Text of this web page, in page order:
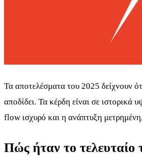
Τα αποτελέσματα του 2025 δείχνουν
αποδίδει. Τα κέρδη είναι σε ιστορικά
flow ισχυρό και η ανάπτυξη
Πώς ήταν το τελευταίο